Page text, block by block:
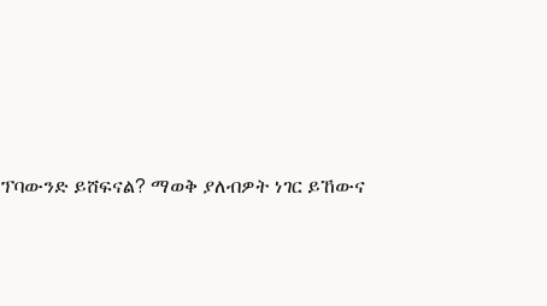
ይሸፍናል? ማወቅ ያለብዎት ነገር ይኸውና